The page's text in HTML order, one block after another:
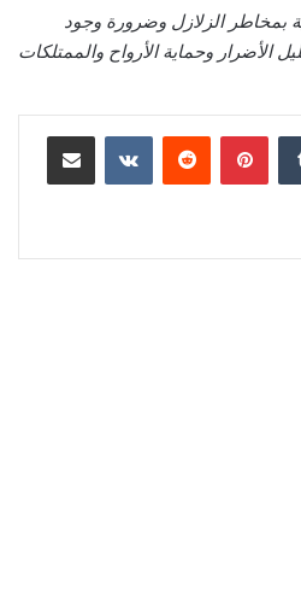
بمخاطر الزلازل وضرورة وجود
وحماية الأرواح والممتلكات
بينتيريست